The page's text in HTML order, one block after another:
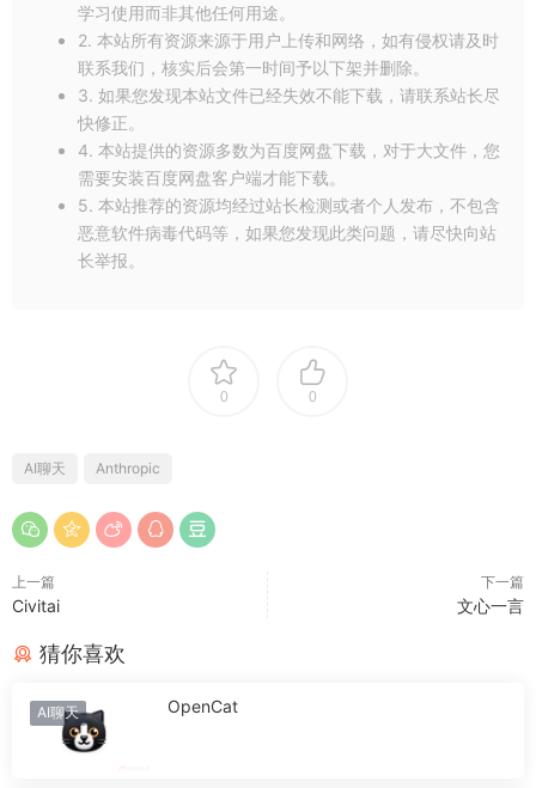
学习使用而非其他任何用途。
2. 本站所有资源来源于用户上传和网络，如有侵权请及时
联系我们，核实后会第一时间予以下架并删除。
3. 如果您发现本站文件已经失效不能下载，请联系站长尽
快修正。
4. 本站提供的资源多数为百度网盘下载，对于大文件，您
需要安装百度网盘客户端才能下载。
5. 本站推荐的资源均经过站长检测或者个人发布，不包含
恶意软件病毒代码等，如果您发现此类问题，请尽快向站
长举报。
0 0
AI聊天 Anthropic
上一篇
Civitai
下一篇
文心一言
猜你喜欢
AI聊天 OpenCat